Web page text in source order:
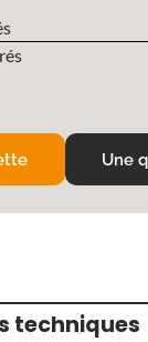
Une
techniques